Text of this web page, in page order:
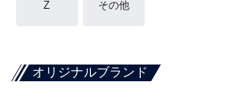
Z その他
オリジナルブランド